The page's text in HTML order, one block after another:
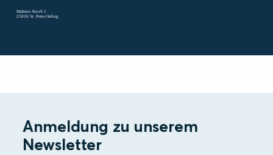
Maleens Knoll 2
25826 St. Peter-Ording
Anmeldung zu unserem
Newsletter